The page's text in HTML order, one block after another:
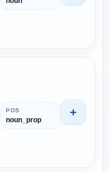
POS
noun_prop
+